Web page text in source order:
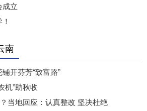
成立
南
开芬芳“致富路”
机”助秋收
当地回应：认真整改 坚决杜绝